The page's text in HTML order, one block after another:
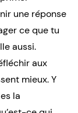
une réponse
ce que tu
aussi.
aux
mieux. Y
la